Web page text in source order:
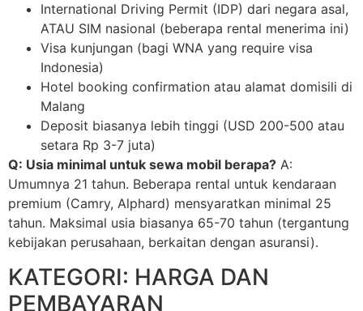
International Driving Permit (IDP) dari negara asal,
ATAU SIM nasional (beberapa rental menerima ini)
Visa kunjungan (bagi WNA yang require visa
Indonesia)
Hotel booking confirmation atau alamat domisili di
Malang
Deposit biasanya lebih tinggi (USD 200-500 atau
setara Rp 3-7 juta)
Q: Usia minimal untuk sewa mobil berapa? A:
Umumnya 21 tahun. Beberapa rental untuk kendaraan
premium (Camry, Alphard) mensyaratkan minimal 25
tahun. Maksimal usia biasanya 65-70 tahun (tergantung
kebijakan perusahaan, berkaitan dengan asuransi).
KATEGORI: HARGA DAN
PEMBAYARAN